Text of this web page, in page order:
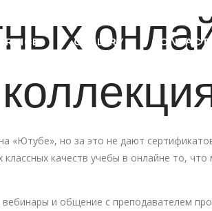
GALLERY CONTACT
«Ютубе», но за это не дают
качеств учебы в онлайне то,
и общение с преподавателем